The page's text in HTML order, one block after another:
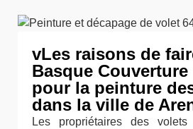
vLes raisons de
Basque
pour la peinture
dans la ville de
Les propriétaires des volets